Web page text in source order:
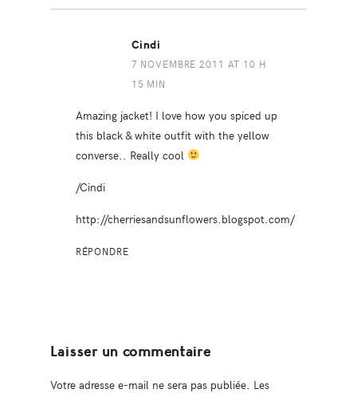
Cindi
7 NOVEMBRE 2011 AT 10 H
15 MIN
Amazing jacket! I love how you spiced up
this black & white outfit with the yellow
converse.. Really cool
/Cindi
http://cherriesandsunflowers.blogspot.com/
RÉPONDRE
Laisser un commentaire
Votre adresse e-mail ne sera pas publiée. Les